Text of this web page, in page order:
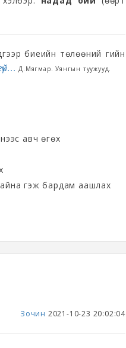
биеийн төлөөний үгийн
Д.Мягмар. Уянгын туужууд.
авч өгөх
гэж бардам аашлах
Зочин 2021-10-23 20:02:04